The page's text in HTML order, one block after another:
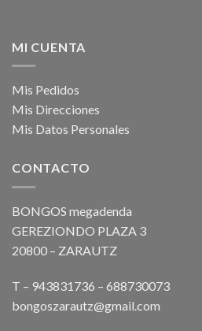
MI CUENTA
Mis Pedidos
Mis Direcciones
Mis Datos Personales
CONTACTO
BONGOS megadenda
GEREZIONDO PLAZA 3
20800 – ZARAUTZ
T – 943831736 – 688730073
bongoszarautz@gmail.com